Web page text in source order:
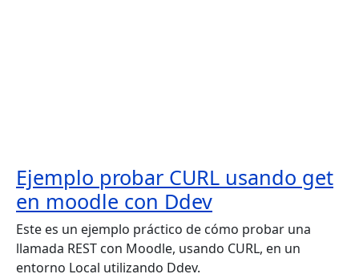
Ejemplo probar CURL usando get
en moodle con Ddev
Este es un ejemplo práctico de cómo probar una
llamada REST con Moodle, usando CURL, en un
entorno Local utilizando Ddev.